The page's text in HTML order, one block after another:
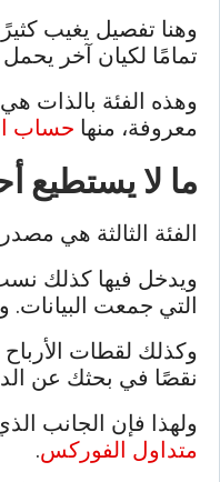
وهنا تفصيل يغيب
تمامًا لكيان آخر
وهذه الفئة بالذات
معروفة، منها حساب
ما لا يستطيع
الفئة الثالثة هي
ويدخل فيها كذلك نسب
التي جمعت البيانات.
وكذلك لقطات
نقصًا في بحثك عن
ولهذا فإن الجانب
متداول الفوركس.